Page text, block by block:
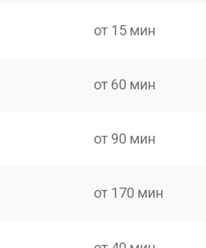
от 15 мин
от 60 мин
от 90 мин
от 170 мин